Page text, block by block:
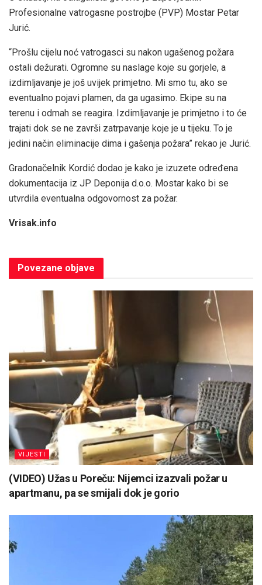
Profesionalne vatrogasne postrojbe (PVP) Mostar Petar
Jurić.
“Prošlu cijelu noć vatrogasci su nakon ugašenog požara
ostali dežurati. Ogromne su naslage koje su gorjele, a
izdimljavanje je još uvijek primjetno. Mi smo tu, ako se
eventualno pojavi plamen, da ga ugasimo. Ekipe su na
terenu i odmah se reagira. Izdimljavanje je primjetno i to će
trajati dok se ne završi zatrpavanje koje je u tijeku. To je
jedini način eliminacije dima i gašenja požara” rekao je Jurić.
Gradonačelnik Kordić dodao je kako je izuzete određena
dokumentacija iz JP Deponija d.o.o. Mostar kako bi se
utvrdila eventualna odgovornost za požar.
Vrisak.info
Povezane objave
VIJESTI
(VIDEO) Užas u Poreču: Nijemci izazvali požar u
apartmanu, pa se smijali dok je gorio